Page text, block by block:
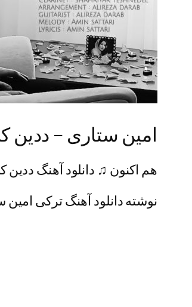
امین ستاری – ددین
هم اکنون ♫ دانلود آهنگ ددین
نوشته دانلود آهنگ ترکی امین